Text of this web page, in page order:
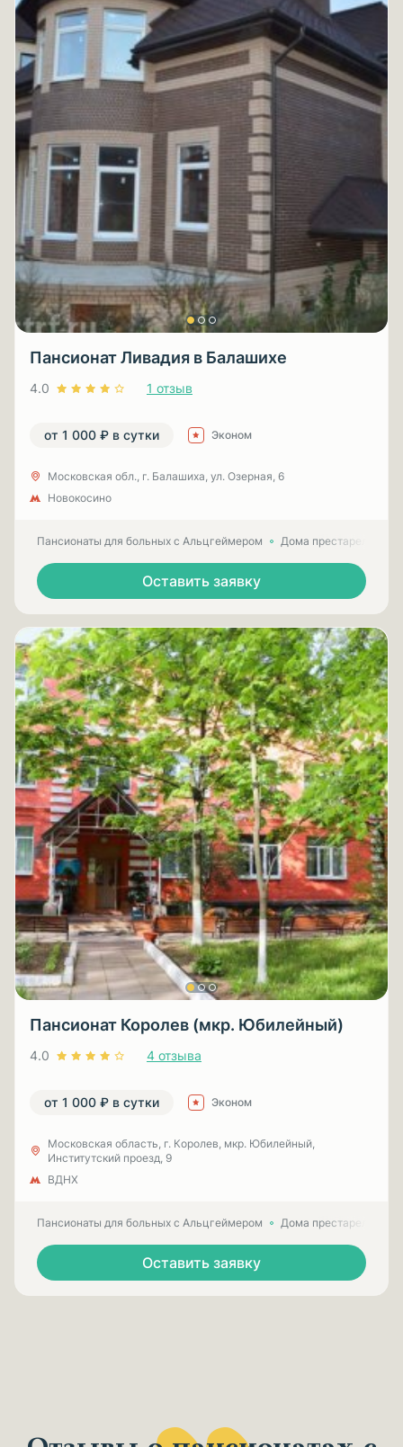
Пансионат Ливадия в Балашихе
4.0 1 отзыв
от 1 000 ₽ в сутки Эконом
Московская обл., г. Балашиха, ул. Озерная, 6
Новокосино
Пансионаты для больных с Альцгеймером Дома престарелых
Оставить заявку
Пансионат Королев (мкр. Юбилейный)
4.0 4 отзыва
от 1 000 ₽ в сутки Эконом
Московская область, г. Королев, мкр. Юбилейный,
Институтский проезд, 9
ВДНХ
Пансионаты для больных с Альцгеймером Дома престарелых
Оставить заявку